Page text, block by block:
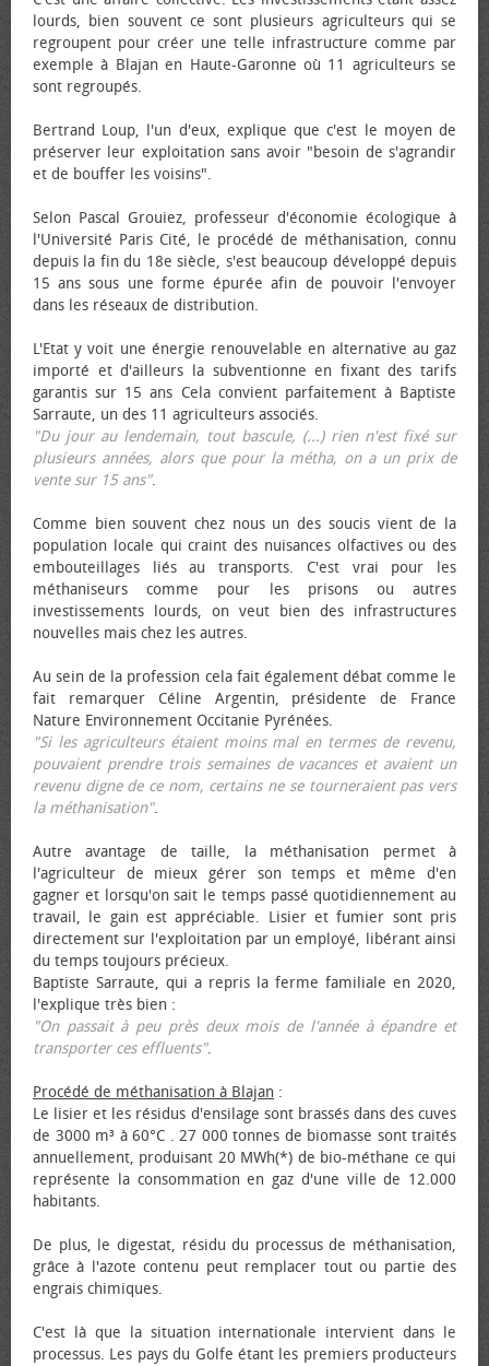
lourds, bien souvent ce sont plusieurs agriculteurs qui se
regroupent pour créer une telle infrastructure comme par
exemple à Blajan en Haute-Garonne où 11 agriculteurs se
sont regroupés.
Bertrand Loup, l'un d'eux, explique que c'est le moyen de
préserver leur exploitation sans avoir "besoin de s'agrandir
et de bouffer les voisins".
Selon Pascal Grouiez, professeur d'économie écologique à
l'Université Paris Cité, le procédé de méthanisation, connu
depuis la fin du 18e siècle, s'est beaucoup développé depuis
15 ans sous une forme épurée afin de pouvoir l'envoyer
dans les réseaux de distribution.
L'Etat y voit une énergie renouvelable en alternative au gaz
importé et d'ailleurs la subventionne en fixant des tarifs
garantis sur 15 ans Cela convient parfaitement à Baptiste
Sarraute, un des 11 agriculteurs associés.
"Du jour au lendemain, tout bascule, (...) rien n'est fixé sur
plusieurs années, alors que pour la métha, on a un prix de
vente sur 15 ans".
Comme bien souvent chez nous un des soucis vient de la
population locale qui craint des nuisances olfactives ou des
embouteillages liés au transports. C'est vrai pour les
méthaniseurs comme pour les prisons ou autres
investissements lourds, on veut bien des infrastructures
nouvelles mais chez les autres.
Au sein de la profession cela fait également débat comme le
fait remarquer Céline Argentin, présidente de France
Nature Environnement Occitanie Pyrénées.
"Si les agriculteurs étaient moins mal en termes de revenu,
pouvaient prendre trois semaines de vacances et avaient un
revenu digne de ce nom, certains ne se tourneraient pas vers
la méthanisation".
Autre avantage de taille, la méthanisation permet à
l'agriculteur de mieux gérer son temps et même d'en
gagner et lorsqu'on sait le temps passé quotidiennement au
travail, le gain est appréciable. Lisier et fumier sont pris
directement sur l'exploitation par un employé, libérant ainsi
du temps toujours précieux.
Baptiste Sarraute, qui a repris la ferme familiale en 2020,
l'explique très bien :
"On passait à peu près deux mois de l'année à épandre et
transporter ces effluents".
Procédé de méthanisation à Blajan :
Le lisier et les résidus d'ensilage sont brassés dans des cuves
de 3000 m³ à 60°C . 27 000 tonnes de biomasse sont traités
annuellement, produisant 20 MWh(*) de bio-méthane ce qui
représente la consommation en gaz d'une ville de 12.000
habitants.
De plus, le digestat, résidu du processus de méthanisation,
grâce à l'azote contenu peut remplacer tout ou partie des
engrais chimiques.
C'est là que la situation internationale intervient dans le
processus. Les pays du Golfe étant les premiers producteurs